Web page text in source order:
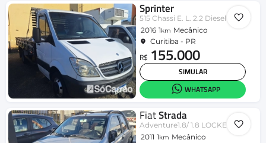
Sprinter
515 Chassi E. L. 2.2 Diesel
2016 1km Mecânico
Curitiba - PR
R$ 155.000
SIMULAR
WHATSAPP
FiatStrada
Adventure1.8/ 1.8 LOCKER Flex CD
2011 1km Mecânico